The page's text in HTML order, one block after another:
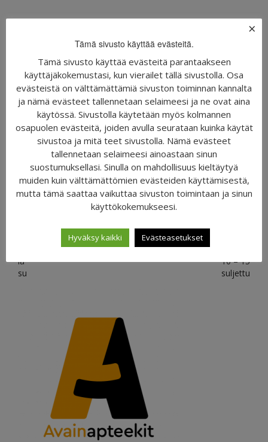
vitamiini 100 kaps. tai 120
purutabl.
25,90€
0,22-0,26 €/tabl.
(norm. 28,10 €)
B12-vitamiini muistin tueksi
100 kaps. tai 120
purutabl.
Katso kaikki tarjoukset »
la
10 – 15
su
suljettu
Tämä sivusto käyttää evästeitä.
Tämä sivusto käyttää evästeitä parantaakseen
käyttäjäkokemustasi, kun vierailet tällä sivustolla. Osa
evästeistä on välttämättämiä sivuston toiminnan kannalta
ja nämä evästeet tallennetaan selaimeesi ja ne ovat aina
käytössä. Sivustolla käytetään myös kolmannen
osapuolen evästeitä, joiden avulla seurataan kuinka käytät
sivustoa ja mitä teet sivustolla. Nämä evästeet
tallennetaan selaimeesi ainoastaan sinun
suostumuksellasi. Sinulla on mahdollisuus kieltäytyä
muiden kuin välttämättömien evästeiden käyttämisestä,
mutta tämä saattaa vaikuttaa sivuston toimintaan ja sinun
käyttökokemukseesi.
Hyväksy kaikki Evästeasetukset
×